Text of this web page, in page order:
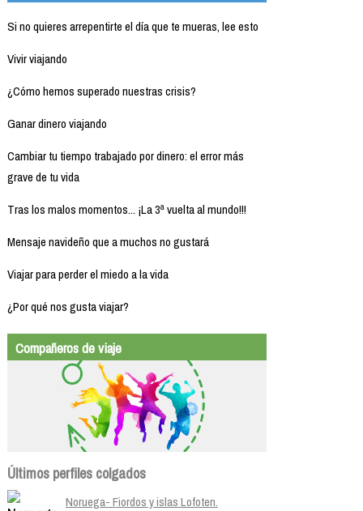
Si no quieres arrepentirte el día que te mueras, lee esto
Vivir viajando
¿Cómo hemos superado nuestras crisis?
Ganar dinero viajando
Cambiar tu tiempo trabajado por dinero: el error más
grave de tu vida
Tras los malos momentos... ¡La 3ª vuelta al mundo!!!
Mensaje navideño que a muchos no gustará
Viajar para perder el miedo a la vida
¿Por qué nos gusta viajar?
Compañeros de viaje
Últimos perfiles colgados
Noruega- Fiordos y islas Lofoten.